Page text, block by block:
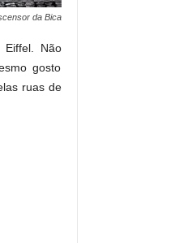
da Bica
Eiffel. Não
gosto
ruas de